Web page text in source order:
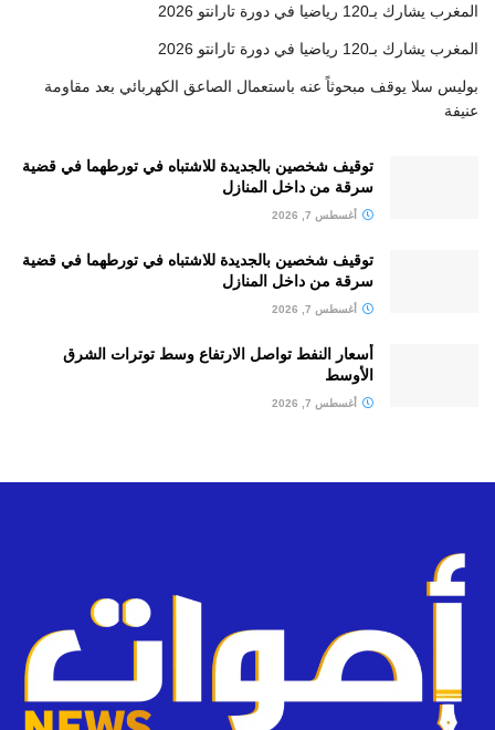
المغرب يشارك بـ120 رياضيا في دورة تارانتو 2026
المغرب يشارك بـ120 رياضيا في دورة تارانتو 2026
بوليس سلا يوقف مبحوثاً عنه باستعمال الصاعق الكهربائي بعد مقاومة
عنيفة
توقيف شخصين بالجديدة للاشتباه في تورطهما في قضية
سرقة من داخل المنازل
أغسطس 7, 2026
توقيف شخصين بالجديدة للاشتباه في تورطهما في قضية
سرقة من داخل المنازل
أغسطس 7, 2026
أسعار النفط تواصل الارتفاع وسط توترات الشرق
الأوسط
أغسطس 7, 2026